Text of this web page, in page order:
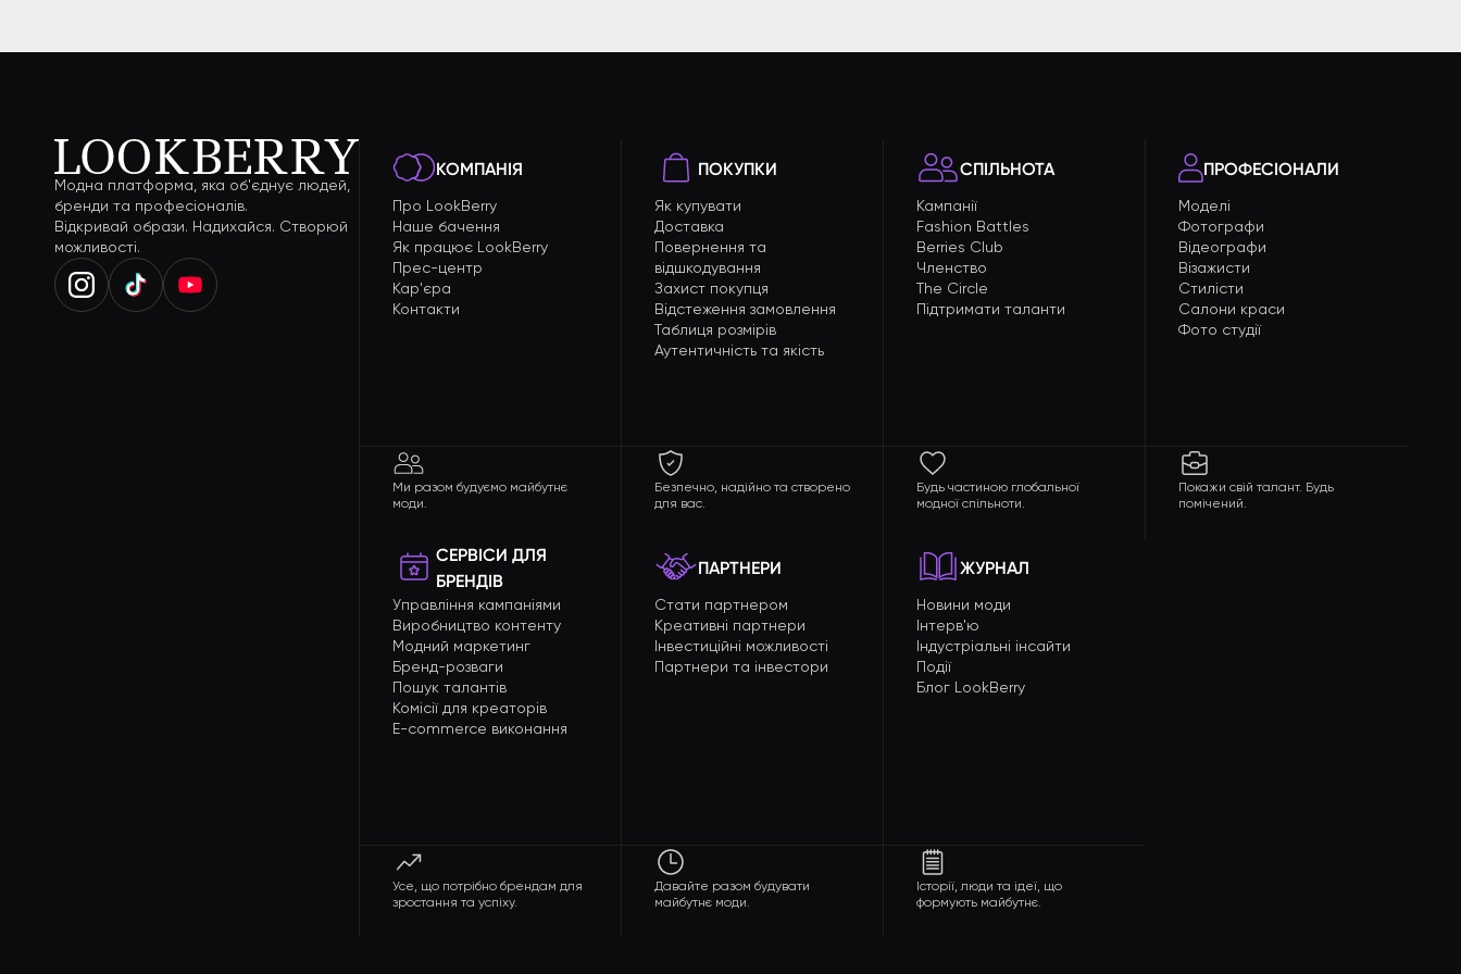
Модна платформа, яка об'єднує людей,
бренди та професіоналів.
Відкривай образи. Надихайся. Створюй
можливості.
КОМПАНІЯ
Про LookBerry
Наше бачення
Як працює LookBerry
Прес-центр
Кар'єра
Контакти
Ми разом будуємо майбутнє
моди.
ПОКУПКИ
Як купувати
Доставка
Повернення та
відшкодування
Захист покупця
Відстеження замовлення
Таблиця розмірів
Аутентичність та якість
Безпечно, надійно та створено
для вас.
СПІЛЬНОТА
Кампанії
Fashion Battles
Berries Club
Членство
The Circle
Підтримати таланти
Будь частиною глобальної
модної спільноти.
ПРОФЕСІОНАЛИ
Моделі
Фотографи
Відеографи
Візажисти
Стилісти
Салони краси
Фото студії
Покажи свій талант. Будь
помічений.
СЕРВІСИ ДЛЯ
БРЕНДІВ
Управління кампаніями
Виробництво контенту
Модний маркетинг
Бренд-розваги
Пошук талантів
Комісії для креаторів
E-commerce виконання
Усе, що потрібно брендам для
зростання та успіху.
ПАРТНЕРИ
Стати партнером
Креативні партнери
Інвестиційні можливості
Партнери та інвестори
Давайте разом будувати
майбутнє моди.
ЖУРНАЛ
Новини моди
Інтерв'ю
Індустріальні інсайти
Події
Блог LookBerry
Історії, люди та ідеї, що
формують майбутнє.